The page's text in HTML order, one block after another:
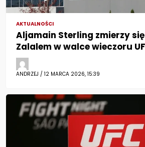
AKTUALNOŚCI
Aljamain Sterling zmierzy
Zalalem w walce wieczoru
ANDRZEJ / 12 MARCA 2026, 15:39